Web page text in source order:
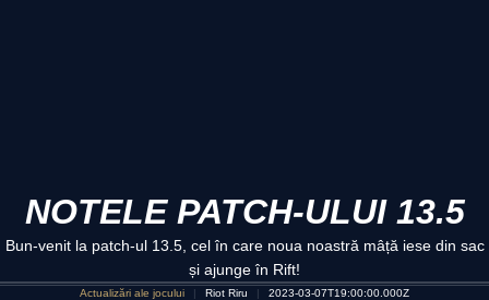
NOTELE PATCH-ULUI 13.5
Bun-venit la patch-ul 13.5, cel în care noua noastră mâță iese din sac
și ajunge în Rift!
Actualizări ale jocului Riot Riru 2023-03-07T19:00:00.000Z